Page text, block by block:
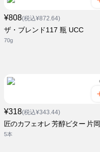
¥808(税込¥872.64)
ザ・ブレンド117 瓶 UCC
70g
¥318(税込¥343.44)
匠のカフェオレ 芳醇ビター 片岡
5本